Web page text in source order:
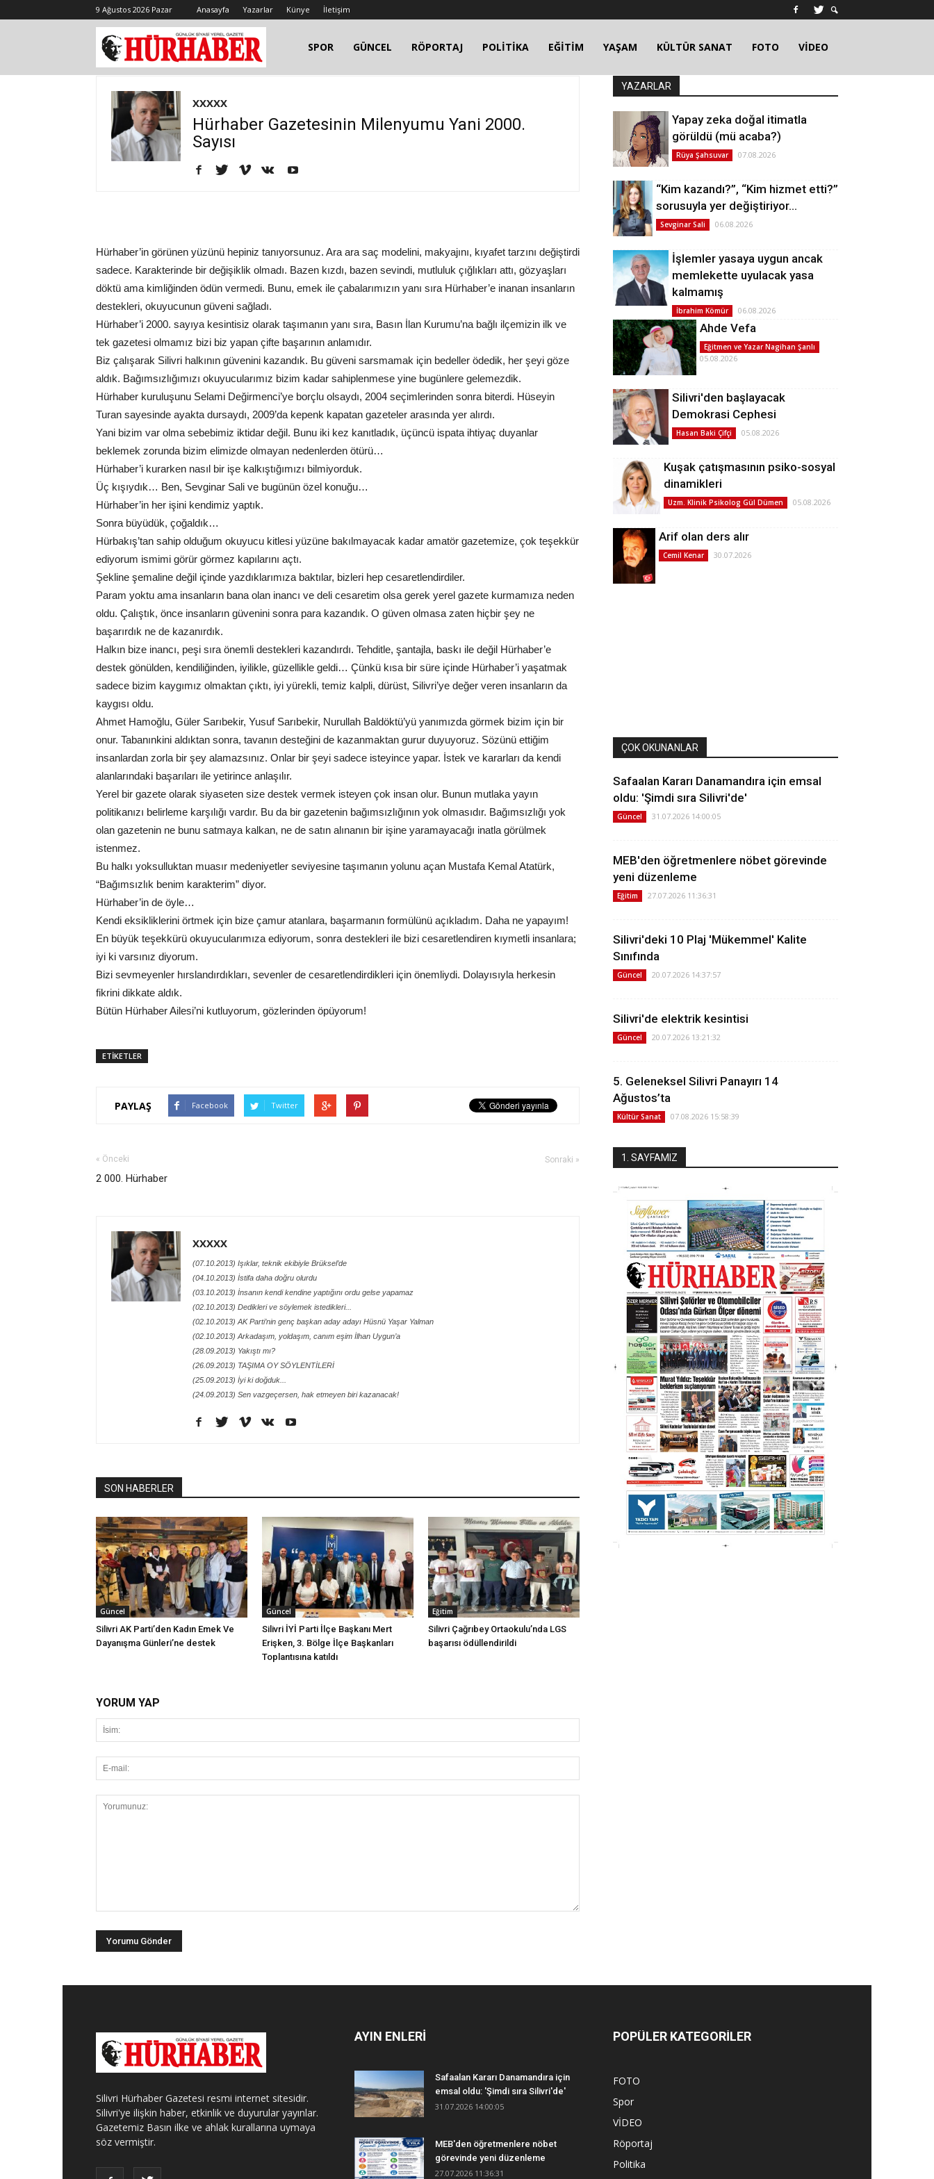
9 Ağustos 2026 Pazar Anasayfa Yazarlar Künye İletişim
SPOR GÜNCEL RÖPORTAJ POLİTİKA EĞİTİM YAŞAM KÜLTÜR SANAT FOTO VİDEO
XXXXX
Hürhaber Gazetesinin Milenyumu Yani 2000.
Sayısı
Hürhaber’in görünen yüzünü hepiniz tanıyorsunuz. Ara ara saç modelini, makyajını, kıyafet tarzını değiştirdi
sadece. Karakterinde bir değişiklik olmadı. Bazen kızdı, bazen sevindi, mutluluk çığlıkları attı, gözyaşları
döktü ama kimliğinden ödün vermedi. Bunu, emek ile çabalarımızın yanı sıra Hürhaber’e inanan insanların
destekleri, okuyucunun güveni sağladı.
Hürhaber’i 2000. sayıya kesintisiz olarak taşımanın yanı sıra, Basın İlan Kurumu’na bağlı ilçemizin ilk ve
tek gazetesi olmamız bizi biz yapan çifte başarının anlamıdır.
Biz çalışarak Silivri halkının güvenini kazandık. Bu güveni sarsmamak için bedeller ödedik, her şeyi göze
aldık. Bağımsızlığımızı okuyucularımız bizim kadar sahiplenmese yine bugünlere gelemezdik.
Hürhaber kuruluşunu Selami Değirmenci’ye borçlu olsaydı, 2004 seçimlerinden sonra biterdi. Hüseyin
Turan sayesinde ayakta dursaydı, 2009’da kepenk kapatan gazeteler arasında yer alırdı.
Yani bizim var olma sebebimiz iktidar değil. Bunu iki kez kanıtladık, üçüncü ispata ihtiyaç duyanlar
beklemek zorunda bizim elimizde olmayan nedenlerden ötürü…
Hürhaber’i kurarken nasıl bir işe kalkıştığımızı bilmiyorduk.
Üç kışıydık… Ben, Sevginar Sali ve bugünün özel konuğu…
Hürhaber’in her işini kendimiz yaptık.
Sonra büyüdük, çoğaldık…
Hürbakış’tan sahip olduğum okuyucu kitlesi yüzüne bakılmayacak kadar amatör gazetemize, çok teşekkür
ediyorum ismimi görür görmez kapılarını açtı.
Şekline şemaline değil içinde yazdıklarımıza baktılar, bizleri hep cesaretlendirdiler.
Param yoktu ama insanların bana olan inancı ve deli cesaretim olsa gerek yerel gazete kurmamıza neden
oldu. Çalıştık, önce insanların güvenini sonra para kazandık. O güven olmasa zaten hiçbir şey ne
başarırdık ne de kazanırdık.
Halkın bize inancı, peşi sıra önemli destekleri kazandırdı. Tehditle, şantajla, baskı ile değil Hürhaber’e
destek gönülden, kendiliğinden, iyilikle, güzellikle geldi… Çünkü kısa bir süre içinde Hürhaber’i yaşatmak
sadece bizim kaygımız olmaktan çıktı, iyi yürekli, temiz kalpli, dürüst, Silivri’ye değer veren insanların da
kaygısı oldu.
Ahmet Hamoğlu, Güler Sarıbekir, Yusuf Sarıbekir, Nurullah Baldöktü’yü yanımızda görmek bizim için bir
onur. Tabanınkini aldıktan sonra, tavanın desteğini de kazanmaktan gurur duyuyoruz. Sözünü ettiğim
insanlardan zorla bir şey alamazsınız. Onlar bir şeyi sadece isteyince yapar. İstek ve kararları da kendi
alanlarındaki başarıları ile yetirince anlaşılır.
Yerel bir gazete olarak siyaseten size destek vermek isteyen çok insan olur. Bunun mutlaka yayın
politikanızı belirleme karşılığı vardır. Bu da bir gazetenin bağımsızlığının yok olmasıdır. Bağımsızlığı yok
olan gazetenin ne bunu satmaya kalkan, ne de satın alınanın bir işine yaramayacağı inatla görülmek
istenmez.
Bu halkı yoksulluktan muasır medeniyetler seviyesine taşımanın yolunu açan Mustafa Kemal Atatürk,
“Bağımsızlık benim karakterim” diyor.
Hürhaber’in de öyle…
Kendi eksikliklerini örtmek için bize çamur atanlara, başarmanın formülünü açıkladım. Daha ne yapayım!
En büyük teşekkürü okuyucularımıza ediyorum, sonra destekleri ile bizi cesaretlendiren kıymetli insanlara;
iyi ki varsınız diyorum.
Bizi sevmeyenler hırslandırdıkları, sevenler de cesaretlendirdikleri için önemliydi. Dolayısıyla herkesin
fikrini dikkate aldık.
Bütün Hürhaber Ailesi’ni kutluyorum, gözlerinden öpüyorum!
ETİKETLER
PAYLAŞ Facebook Twitter
« Önceki
2 000. Hürhaber
Sonraki »
XXXXX
(07.10.2013) Işıklar, teknik ekibiyle Brüksel’de
(04.10.2013) İstifa daha doğru olurdu
(03.10.2013) İnsanın kendi kendine yaptığını ordu gelse yapamaz
(02.10.2013) Dedikleri ve söylemek istedikleri...
(02.10.2013) AK Parti’nin genç başkan aday adayı Hüsnü Yaşar Yalman
(02.10.2013) Arkadaşım, yoldaşım, canım eşim İlhan Uygun’a
(28.09.2013) Yakıştı mı?
(26.09.2013) TAŞIMA OY SÖYLENTİLERİ
(25.09.2013) İyi ki doğduk...
(24.09.2013) Sen vazgeçersen, hak etmeyen biri kazanacak!
SON HABERLER
Güncel
Silivri AK Parti’den Kadın Emek Ve
Dayanışma Günleri’ne destek
Güncel
Silivri İYİ Parti İlçe Başkanı Mert
Erişken, 3. Bölge İlçe Başkanları
Toplantısına katıldı
Eğitim
Silivri Çağrıbey Ortaokulu’nda LGS
başarısı ödüllendirildi
YORUM YAP
YAZARLAR
Yapay zeka doğal itimatla
görüldü (mü acaba?)
Rüya Şahsuvar 07.08.2026
“Kim kazandı?”, “Kim hizmet etti?”
sorusuyla yer değiştiriyor…
Sevginar Sali 06.08.2026
İşlemler yasaya uygun ancak
memlekette uyulacak yasa
kalmamış
İbrahim Kömür 06.08.2026
Ahde Vefa
Eğitmen ve Yazar Nagihan Şanlı
05.08.2026
Silivri'den başlayacak
Demokrasi Cephesi
Hasan Baki Çifçi 05.08.2026
Kuşak çatışmasının psiko-sosyal
dinamikleri
Uzm. Klinik Psikolog Gül Dümen 05.08.2026
Arif olan ders alır
Cemil Kenar 30.07.2026
ÇOK OKUNANLAR
Safaalan Kararı Danamandıra için emsal
oldu: 'Şimdi sıra Silivri'de'
Güncel 31.07.2026 14:00:05
MEB'den öğretmenlere nöbet görevinde
yeni düzenleme
Eğitim 27.07.2026 11:36:31
Silivri'deki 10 Plaj 'Mükemmel' Kalite
Sınıfında
Güncel 20.07.2026 14:37:57
Silivri'de elektrik kesintisi
Güncel 20.07.2026 13:21:32
5. Geleneksel Silivri Panayırı 14
Ağustos’ta
Kültür Sanat 07.08.2026 15:58:39
1. SAYFAMIZ
Silivri Hürhaber Gazetesi resmi internet sitesidir.
Silivri'ye ilişkin haber, etkinlik ve duyurular yayınlar.
Gazetemiz Basın ilke ve ahlak kurallarına uymaya
söz vermiştir.
AYIN ENLERİ
Safaalan Kararı Danamandıra için
emsal oldu: 'Şimdi sıra Silivri'de'
31.07.2026 14:00:05
MEB'den öğretmenlere nöbet
görevinde yeni düzenleme
27.07.2026 11:36:31
POPÜLER KATEGORİLER
FOTO
Spor
VİDEO
Röportaj
Politika